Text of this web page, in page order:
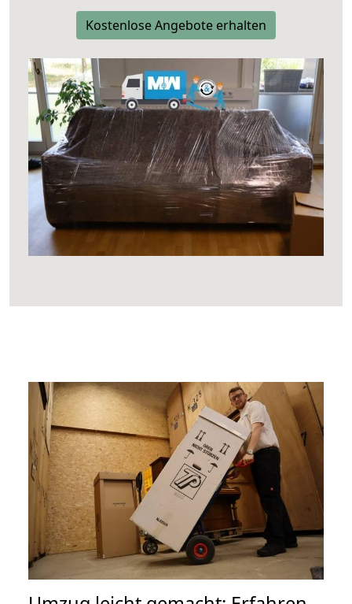
Kostenlose Angebote erhalten